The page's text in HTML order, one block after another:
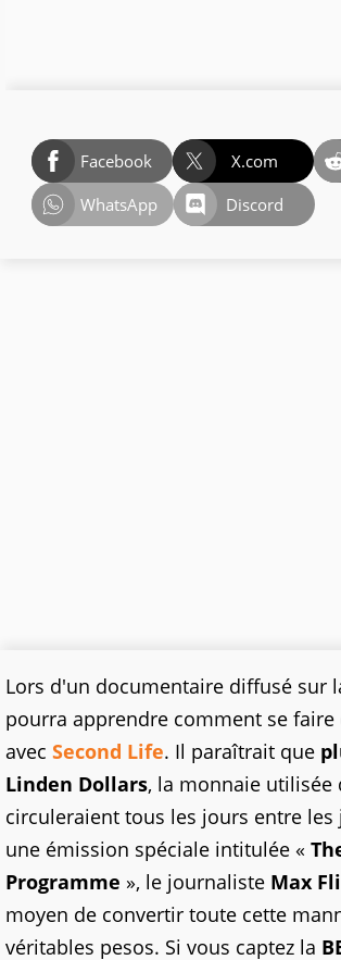
Facebook X.com
WhatsApp
Discord
Lors d'un documentaire diffusé sur
pourra apprendre comment se faire
avec Second Life. Il paraîtrait que
Linden Dollars, la monnaie utilisée
circuleraient tous les jours entre les
une émission spéciale intitulée «
Programme », le journaliste Max
moyen de convertir toute cette
véritables pesos. Si vous captez la